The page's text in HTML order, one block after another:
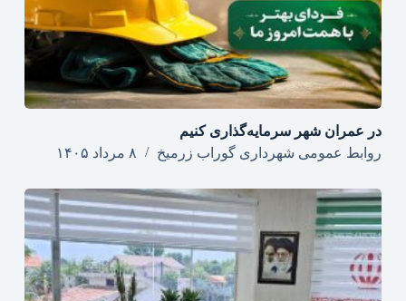
در عمران شهر سرمایه‌گذاری کنیم
روابط عمومی شهرداری گوراب زرمیخ
۸ مرداد ۱۴۰۵